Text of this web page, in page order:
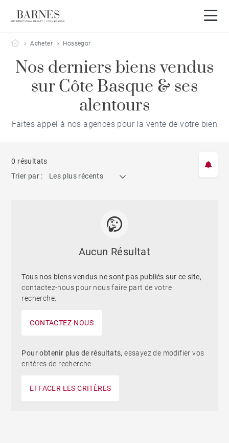
Barnes Côte Basque
Acheter Hossegor
Nos derniers biens vendus
sur Côte Basque & ses
alentours
Faites appel à nos agences pour la vente de votre bien
0 résultats
Trier par :
Les plus récents
Aucun Résultat
Tous nos biens vendus ne sont pas publiés sur ce site,
contactez-nous pour nous faire part de votre
recherche.
CONTACTEZ-NOUS
Pour obtenir plus de résultats,essayez de modifier vos
critères de recherche.
EFFACER LES CRITÈRES